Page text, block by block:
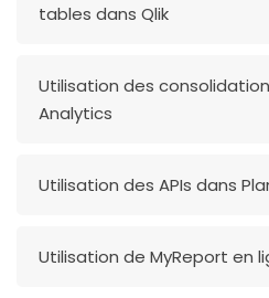
tables dans Qlik
Utilisation des
Analytics
Utilisation des APIs dans
Utilisation de MyReport en